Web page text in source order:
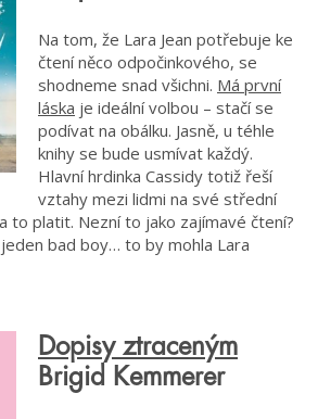
Na tom, že Lara Jean potřebuje ke
čtení něco odpočinkového, se
shodneme snad všichni. Má první
láska je ideální volbou – stačí se
podívat na obálku. Jasně, u téhle
knihy se bude usmívat každý.
Hlavní hrdinka Cassidy totiž řeší
vztahy mezi lidmi na své střední
to platit. Nezní to jako zajímavé čtení?
bad boy… to by mohla Lara
Dopisy ztraceným
Brigid Kemmerer